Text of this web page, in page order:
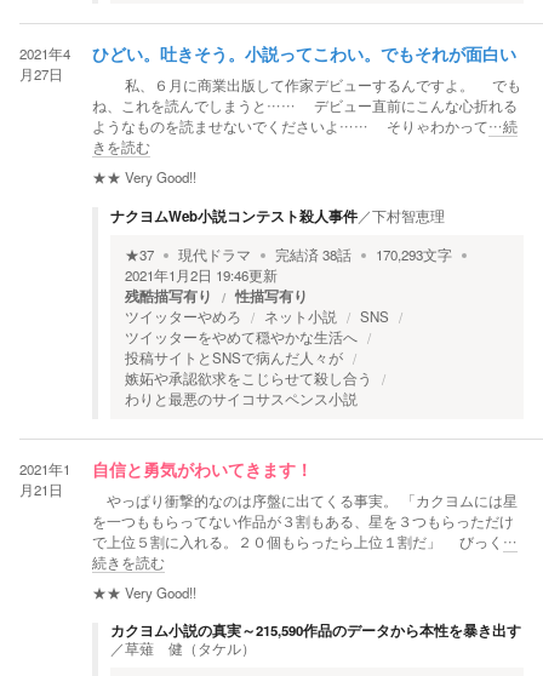
2021年4
月27日
ひどい。吐きそう。小説ってこわい。でもそれが面白い
私、６月に商業出版して作家デビューするんですよ。 でも
ね、これを読んでしまうと…… デビュー直前にこんな心折れる
ようなものを読ませないでくださいよ…… そりゃわかって…続
きを読む
★★ Very Good!!
ナクヨムWeb小説コンテスト殺人事件／下村智恵理
★37 現代ドラマ 完結済38話 170,293文字
2021年1月2日 19:46更新
残酷描写有り 性描写有り
ツイッターやめろ ネット小説
SNS
ツイッターをやめて穏やかな生活へ
投稿サイトとSNSで病んだ人々が
嫉妬や承認欲求をこじらせて殺し合う
わりと最悪のサイコサスペンス小説
2021年1
月21日
自信と勇気がわいてきます！
やっぱり衝撃的なのは序盤に出てくる事実。 「カクヨムには星
を一つももらってない作品が３割もある、星を３つもらっただけ
で上位５割に入れる。２０個もらったら上位１割だ」 びっく …
続きを読む
★★ Very Good!!
カクヨム小説の真実～215,590作品のデータから本性を暴き出す
／草薙 健（タケル）